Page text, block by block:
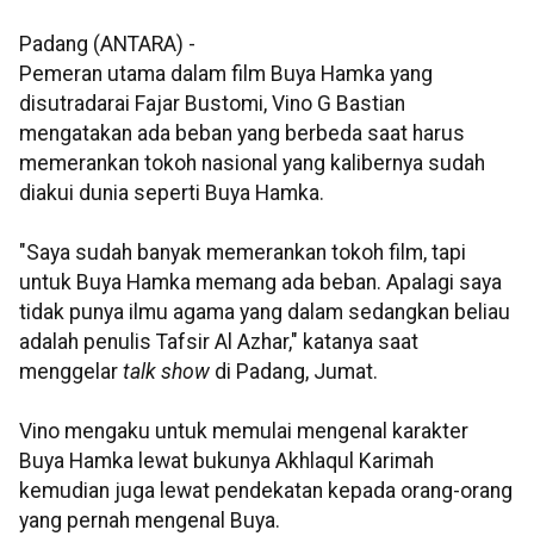
Padang (ANTARA) -
Pemeran utama dalam film Buya Hamka yang
disutradarai Fajar Bustomi, Vino G Bastian
mengatakan ada beban yang berbeda saat harus
memerankan tokoh nasional yang kalibernya sudah
diakui dunia seperti Buya Hamka.
"Saya sudah banyak memerankan tokoh film, tapi
untuk Buya Hamka memang ada beban. Apalagi saya
tidak punya ilmu agama yang dalam sedangkan beliau
adalah penulis Tafsir Al Azhar," katanya saat
menggelar talk show di Padang, Jumat.
Vino mengaku untuk memulai mengenal karakter
Buya Hamka lewat bukunya Akhlaqul Karimah
kemudian juga lewat pendekatan kepada orang-orang
yang pernah mengenal Buya.